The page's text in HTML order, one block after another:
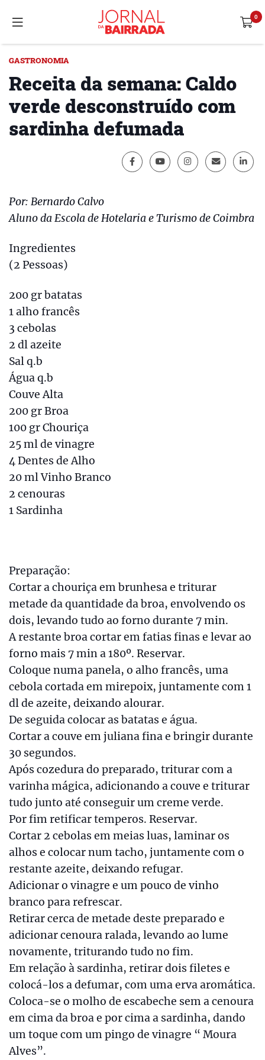
GASTRONOMIA
Receita da semana: Caldo
verde desconstruído com
sardinha defumada
Por: Bernardo Calvo
Aluno da Escola de Hotelaria e Turismo de Coimbra
Ingredientes
(2 Pessoas)
200 gr batatas
1 alho francês
3 cebolas
2 dl azeite
Sal q.b
Água q.b
Couve Alta
200 gr Broa
100 gr Chouriça
25 ml de vinagre
4 Dentes de Alho
20 ml Vinho Branco
2 cenouras
1 Sardinha
Preparação:
Cortar a chouriça em brunhesa e triturar
metade da quantidade da broa, envolvendo os
dois, levando tudo ao forno durante 7 min.
A restante broa cortar em fatias finas e levar ao
forno mais 7 min a 180º. Reservar.
Coloque numa panela, o alho francês, uma
cebola cortada em mirepoix, juntamente com 1
dl de azeite, deixando alourar.
De seguida colocar as batatas e água.
Cortar a couve em juliana fina e bringir durante
30 segundos.
Após cozedura do preparado, triturar com a
varinha mágica, adicionando a couve e triturar
tudo junto até conseguir um creme verde.
Por fim retificar temperos. Reservar.
Cortar 2 cebolas em meias luas, laminar os
alhos e colocar num tacho, juntamente com o
restante azeite, deixando refugar.
Adicionar o vinagre e um pouco de vinho
branco para refrescar.
Retirar cerca de metade deste preparado e
adicionar cenoura ralada, levando ao lume
novamente, triturando tudo no fim.
Em relação à sardinha, retirar dois filetes e
colocá-los a defumar, com uma erva aromática.
Coloca-se o molho de escabeche sem a cenoura
em cima da broa e por cima a sardinha, dando
um toque com um pingo de vinagre “ Moura
Alves”.